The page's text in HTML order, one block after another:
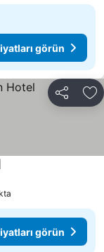
görün
Paylaş
görün